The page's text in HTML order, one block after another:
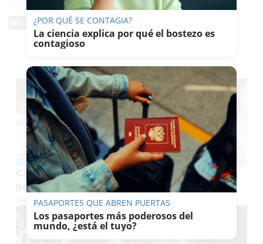
0 Comentarios
Carreras de caballos en Sanlúcar: Mangaken se
lleva el premio Diputación y 1.600 euros
LAVOZDELSUR.ES
¿POR QUÉ SE CONTAGIA?
La ciencia explica por qué el bostezo es
contagioso
PASAPORTES QUE ABREN PUERTAS
Los pasaportes más poderosos del
mundo, ¿está el tuyo?